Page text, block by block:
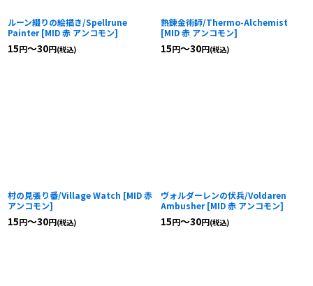
ルーン綴りの絵描き/Spellrune
Painter [MID 赤 アンコモン]
15円～30円(税込)
熱錬金術師/Thermo-Alchemist
[MID 赤 アンコモン]
15円～30円(税込)
村の見張り番/Village Watch [MID 赤
アンコモン]
15円～30円(税込)
ヴォルダーレンの伏兵/Voldaren
Ambusher [MID 赤 アンコモン]
15円～30円(税込)